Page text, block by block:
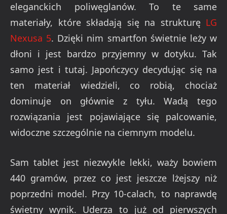
eleganckich poliwęglanów. To te same
materiały, które składają się na strukturę LG
Nexusa 5. Dzięki nim smartfon świetnie leży w
dłoni i jest bardzo przyjemny w dotyku. Tak
samo jest i tutaj. Japończycy decydując się na
ten materiał wiedzieli, co robią, chociaż
dominuje on głównie z tyłu. Wadą tego
rozwiązania jest pojawiające się palcowanie,
widoczne szczególnie na ciemnym modelu.
Sam tablet jest niezwykle lekki, waży bowiem
440 gramów, przez co jest jeszcze lżejszy niż
poprzedni model. Przy 10-calach, to naprawdę
świetny wynik. Uderza to już od pierwszych